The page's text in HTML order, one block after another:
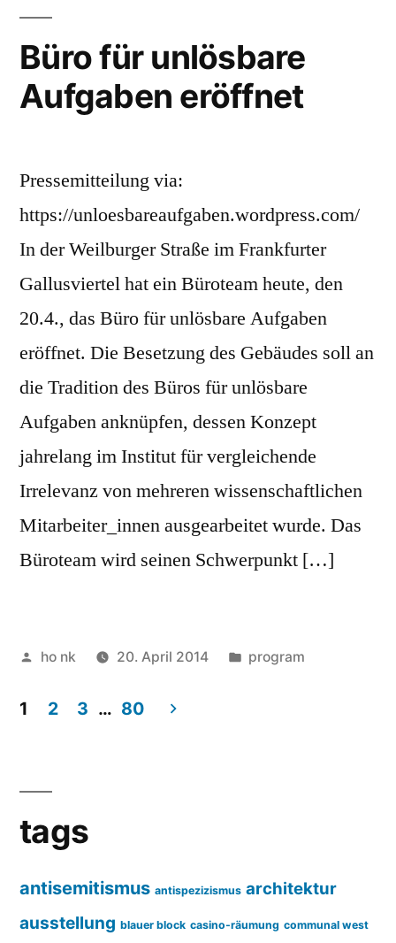
Büro für unlösbare
Aufgaben eröffnet
Pressemitteilung via:
https://unloesbareaufgaben.wordpress.com/
In der Weilburger Straße im Frankfurter
Gallusviertel hat ein Büroteam heute, den
20.4., das Büro für unlösbare Aufgaben
eröffnet. Die Besetzung des Gebäudes soll an
die Tradition des Büros für unlösbare
Aufgaben anknüpfen, dessen Konzept
jahrelang im Institut für vergleichende
Irrelevanz von mehreren wissenschaftlichen
Mitarbeiter_innen ausgearbeitet wurde. Das
Büroteam wird seinen Schwerpunkt […]
Posted
ho nk 20. April 2014
Posted
program
navigation
1 2 3 … 80
tags
antisemitismus antispezizismus architektur
ausstellung blauer block casino-räumung communal west